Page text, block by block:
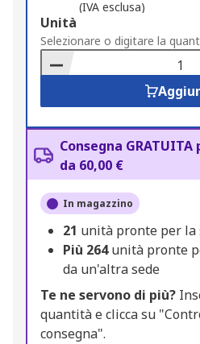
(IVA esclusa)
Add
to
Basket
Unità
Selezionare o digitare la
Consegna
da 60,00 €
In magazzino
21 unità pronte per la
Più 264unità pronte
da un'altra sede
Te ne servono di più?
quantità e clicca su
consegna".